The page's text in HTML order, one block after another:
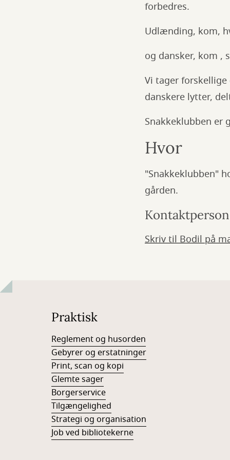
forbedres.
Udlænding, kom,
og dansker, kom ,
Vi tager
danskere lytter,
Snakkeklubben
Hvor
"Snakkeklubben"
gården.
Skriv til Bodil på
Praktisk
Reglement og husorden
Gebyrer og erstatninger
Print, scan og kopi
Glemte sager
Borgerservice
Tilgængelighed
Strategi og organisation
Job ved bibliotekerne